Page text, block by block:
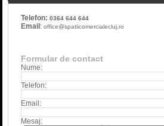
Telefon:0364 644 644
Email :office@spatiicomercialecluj.ro
Formular de contact
Nume:
Telefon:
Email:
Mesaj: